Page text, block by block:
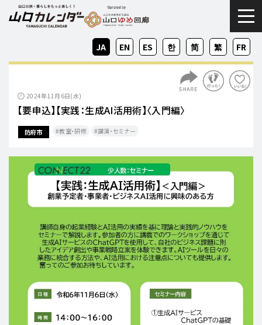
ZH-
CN
ZH-
TW
EN FR
JA KO
ES
2024年11月6日(水)
【要申込】【実践：生成AI活用術】〈入門編〉
防府市 教室・研修 講演・セミナー